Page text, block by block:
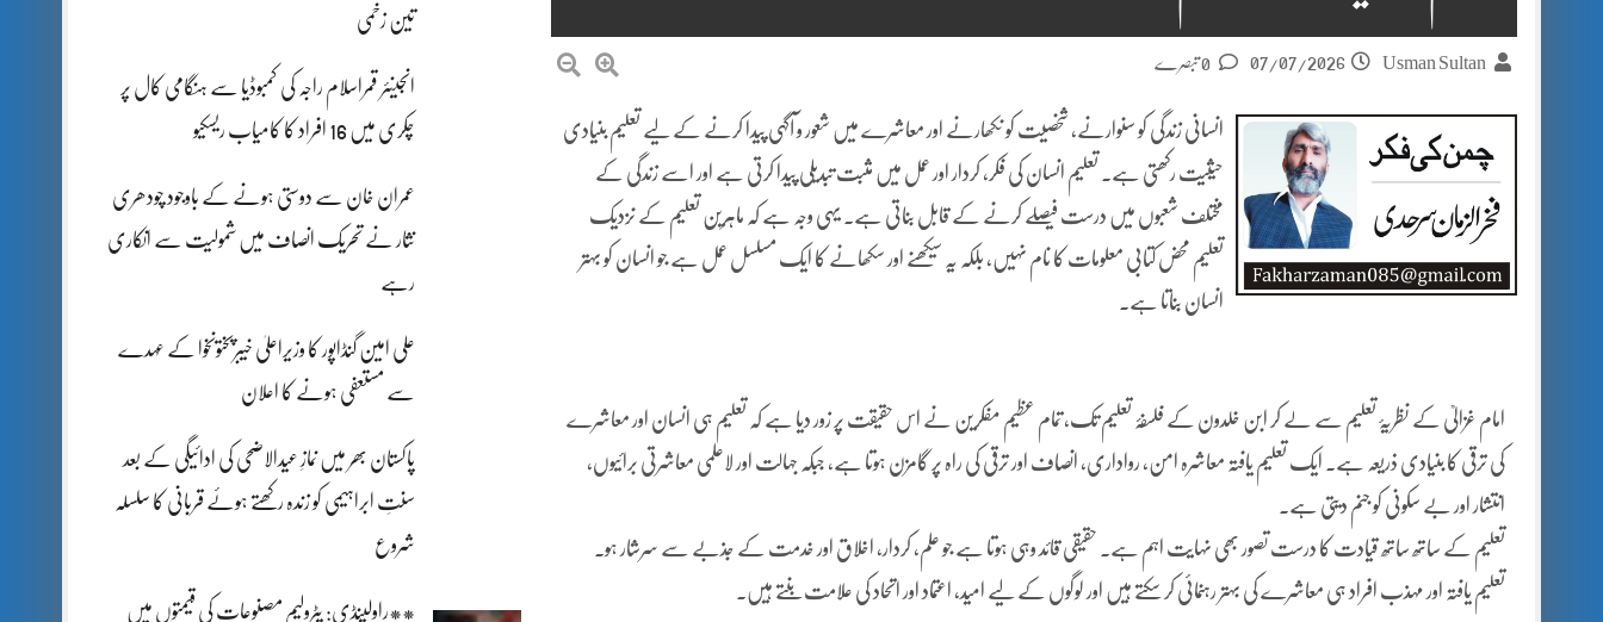
تین زخمی
انجینئر قمراسلام راجہ کی کمبوڈیا سے ہنگامی کال پر
چکری میں 16 افراد کا کامیاب ریسکیو
عمران خان سے دوستی ہونے کے باوجود چودھری
نثار نے تحریک انصاف میں شمولیت سے انکاری
رہے
علی امین گنڈاپور کا وزیراعلیٰ خیبرپختونخوا کے عہدے
سے مستعفی ہونے کا اعلان
پاکستان بھر میں نمازِ عیدالاضحی کی ادائیگی کے بعد
سنتِ ابراہیمی کو زندہ رکھتے ہوئے قربانی کا سلسلہ
شروع
**راولپنڈی: پٹرولیم مصنوعات کی قیمتوں میں
Usman Sultan
07/07/2026
انسانی زندگی کو سنوارنے، شخصیت کو نکھارنے اور معاشرے میں شعور و آگہی پیدا کرنے کے لیے تعلیم بنیادی
حیثیت رکھتی ہے۔ تعلیم انسان کی فکر، کردار اور عمل میں مثبت تبدیلی پیدا کرتی ہے اور اسے زندگی کے
مختلف شعبوں میں درست فیصلے کرنے کے قابل بناتی ہے۔ یہی وجہ ہے کہ ماہرین تعلیم کے نزدیک
تعلیم محض کتابی معلومات کا نام نہیں، بلکہ یہ سیکھنے اور سکھانے کا ایک مسلسل عمل ہے جو انسان کو بہتر
انسان بناتا ہے۔
امام غزالیؒ کے نظریۂ تعلیم سے لے کر ابن خلدون کے فلسفۂ تعلیم تک، تمام عظیم مفکرین نے اس حقیقت پر زور دیا ہے کہ تعلیم ہی انسان اور معاشرے
کی ترقی کا بنیادی ذریعہ ہے۔ ایک تعلیم یافتہ معاشرہ امن، رواداری، انصاف اور ترقی کی راہ پر گامزن ہوتا ہے، جبکہ جہالت اور لاعلمی معاشرتی برائیوں،
انتشار اور بے سکونی کو جنم دیتی ہے۔
تعلیم کے ساتھ ساتھ قیادت کا درست تصور بھی نہایت اہم ہے۔ حقیقی قائد وہی ہوتا ہے جو علم، کردار، اخلاق اور خدمت کے جذبے سے سرشار ہو۔
تعلیم یافتہ اور مہذب افراد ہی معاشرے کی بہتر رہنمائی کر سکتے ہیں اور لوگوں کے لیے امید، اعتماد اور اتحاد کی علامت بنتے ہیں۔